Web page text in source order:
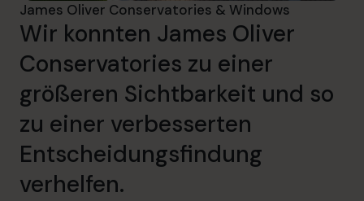
James Oliver Conservatories & Windows
Wir konnten James Oliver
Conservatories zu einer
größeren Sichtbarkeit und so
zu einer verbesserten
Entscheidungsfindung
verhelfen.